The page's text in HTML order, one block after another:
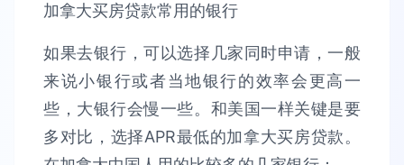
加拿大买房贷款常用的银行
如果去银行，可以选择几家同时申请，一般
来说小银行或者当地银行的效率会更高一
些，大银行会慢一些。和美国一样关键是要
多对比，选择APR最低的加拿大买房贷款。